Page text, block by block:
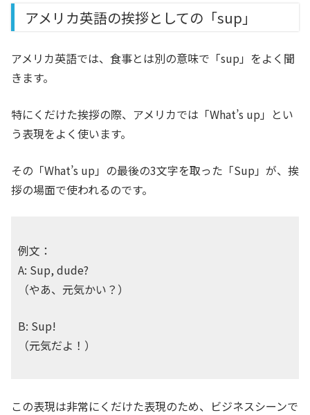
アメリカ英語の挨拶としての「sup」
アメリカ英語では、食事とは別の意味で「sup」をよく聞
きます。
特にくだけた挨拶の際、アメリカでは「What’s up」とい
う表現をよく使います。
その「What’s up」の最後の3文字を取った「Sup」が、挨
拶の場面で使われるのです。
例文：
A: Sup, dude?
（やあ、元気かい？）
B: Sup!
（元気だよ！）
この表現は非常にくだけた表現のため、ビジネスシーンで